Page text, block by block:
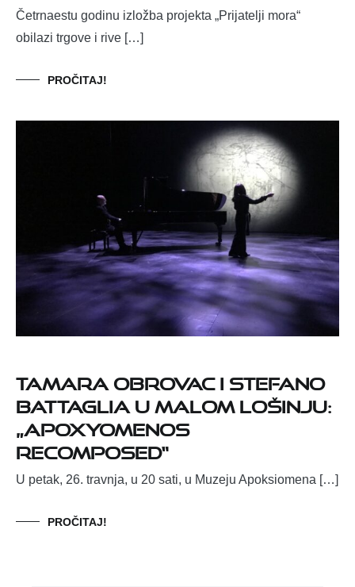
Četrnaestu godinu izložba projekta „Prijatelji mora“
obilazi trgove i rive […]
PROČITAJ!
Tamara Obrovac i Stefano
Battaglia u Malom Lošinju:
„Apoxyomenos
recomposed“
U petak, 26. travnja, u 20 sati, u Muzeju Apoksiomena […]
PROČITAJ!